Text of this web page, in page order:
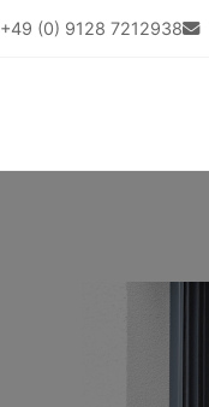
+49 (0) 9128 7212938